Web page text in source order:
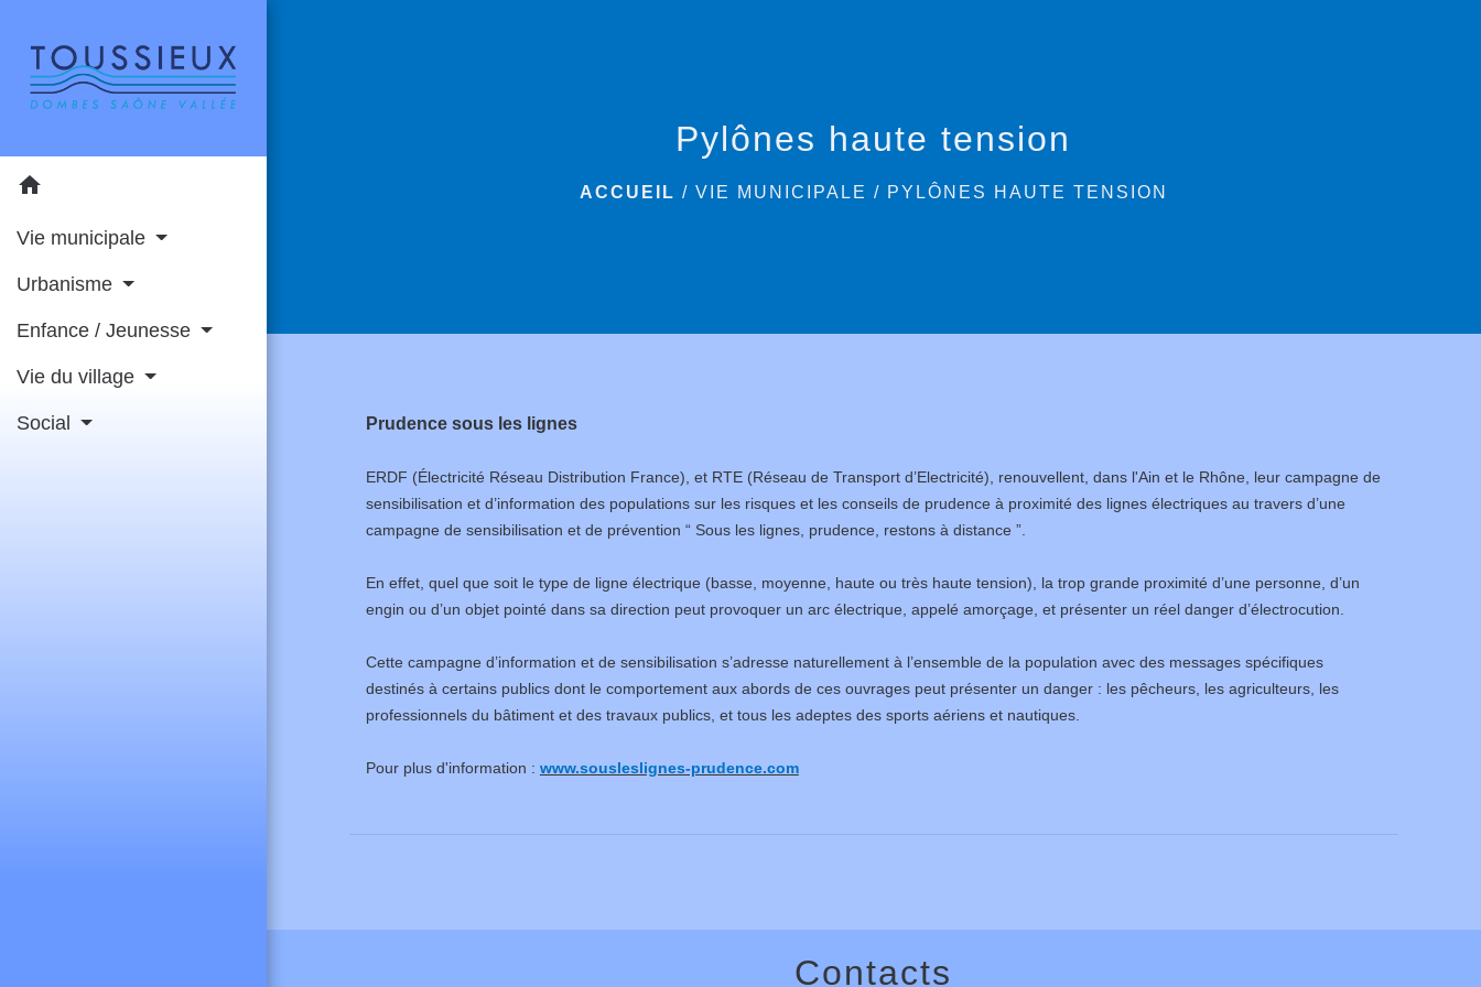
home
Vie municipale
Urbanisme
Enfance / Jeunesse
Vie du village
Social
Pylônes haute tension
ACCUEIL / VIE MUNICIPALE / PYLÔNES HAUTE TENSION
Prudence sous les lignes
ERDF (Électricité Réseau Distribution France), et RTE (Réseau de Transport d’Electricité), renouvellent, dans l'Ain et le Rhône, leur campagne de
sensibilisation et d’information des populations sur les risques et les conseils de prudence à proximité des lignes électriques au travers d’une
campagne de sensibilisation et de prévention “ Sous les lignes, prudence, restons à distance ”.
En effet, quel que soit le type de ligne électrique (basse, moyenne, haute ou très haute tension), la trop grande proximité d’une personne, d’un
engin ou d’un objet pointé dans sa direction peut provoquer un arc électrique, appelé amorçage, et présenter un réel danger d’électrocution.
Cette campagne d’information et de sensibilisation s’adresse naturellement à l’ensemble de la population avec des messages spécifiques
destinés à certains publics dont le comportement aux abords de ces ouvrages peut présenter un danger : les pêcheurs, les agriculteurs, les
professionnels du bâtiment et des travaux publics, et tous les adeptes des sports aériens et nautiques.
Pour plus d'information : www.sousleslignes-prudence.com
Contacts